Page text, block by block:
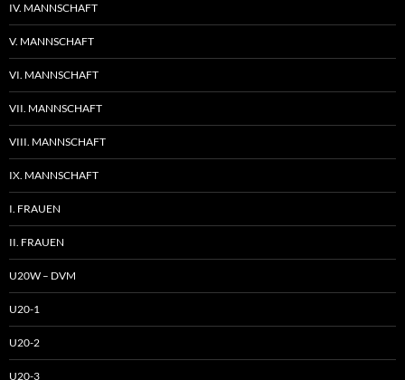
IV. MANNSCHAFT
V. MANNSCHAFT
VI. MANNSCHAFT
VII. MANNSCHAFT
VIII. MANNSCHAFT
IX. MANNSCHAFT
I. FRAUEN
II. FRAUEN
U20W – DVM
U20-1
U20-2
U20-3